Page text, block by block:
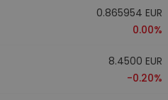
0.865954 EUR
0.00%
8.4500 EUR
-0.20%